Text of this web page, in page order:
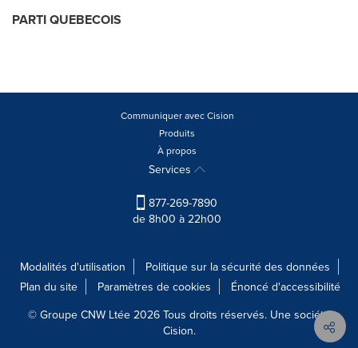
PARTI QUEBECOIS
Communiquer avec Cision
Produits
À propos
Services
877-269-7890
de 8h00 à 22h00
Modalités d'utilisation
Politique sur la sécurité des données
Plan du site
Paramètres de cookies
Énoncé d'accessibilité
© Groupe CNW Ltée 2026 Tous droits réservés. Une société
Cision.